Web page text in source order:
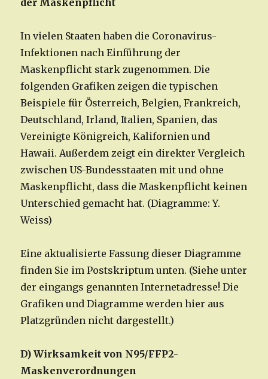
der Maskenpflicht
In vielen Staaten haben die Coronavirus-
Infektionen nach Einführung der
Maskenpflicht stark zugenommen. Die
folgenden Grafiken zeigen die typischen
Beispiele für Österreich, Belgien, Frankreich,
Deutschland, Irland, Italien, Spanien, das
Vereinigte Königreich, Kalifornien und
Hawaii. Außerdem zeigt ein direkter Vergleich
zwischen US-Bundesstaaten mit und ohne
Maskenpflicht, dass die Maskenpflicht keinen
Unterschied gemacht hat. (Diagramme: Y.
Weiss)
Eine aktualisierte Fassung dieser Diagramme
finden Sie im Postskriptum unten. (Siehe unter
der eingangs genannten Internetadresse! Die
Grafiken und Diagramme werden hier aus
Platzgründen nicht dargestellt.)
D) Wirksamkeit von N95/FFP2-
Maskenverordnungen